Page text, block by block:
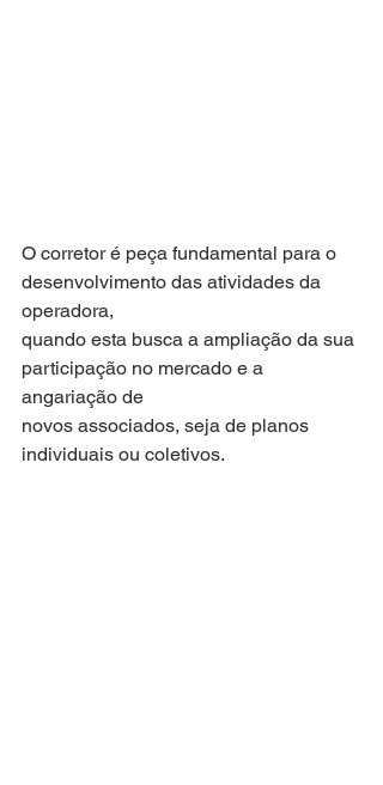
O corretor é peça fundamental para o
desenvolvimento das atividades da
operadora,
quando esta busca a ampliação da sua
participação no mercado e a
angariação de
novos associados, seja de planos
individuais ou coletivos.